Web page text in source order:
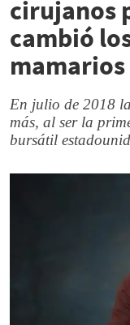
cirujanos
cambió
mamarios
En julio de 2018
más, al ser la
bursátil